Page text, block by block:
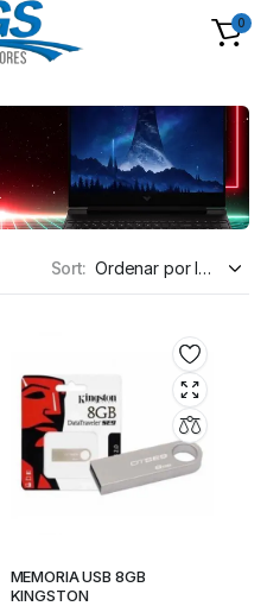
0
Sort:
MEMORIA USB 8GB
KINGSTON